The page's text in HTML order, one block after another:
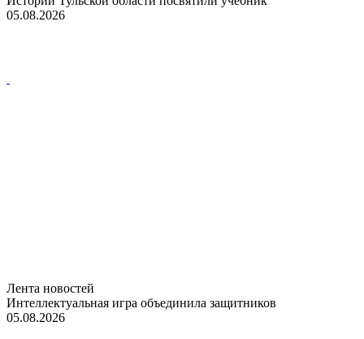
05.08.2026
Лента новостей
Интеллектуальная игра объединила защитников
05.08.2026